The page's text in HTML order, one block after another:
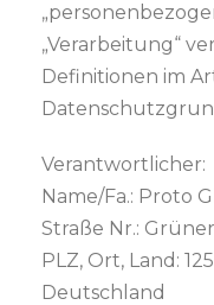
„Verarbeitung“
Definitionen im
Verantwortlicher:
Name/Fa.: Proto
Straße Nr.:
PLZ, Ort, Land:
Deutschland